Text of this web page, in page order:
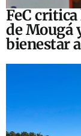
FeC
de Mougá
bienestar